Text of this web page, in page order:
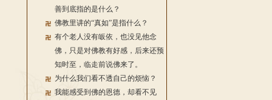
善到底指的是什么？
佛教里讲的“真如”是指什么？
有个老人没有皈依，也没见他念
佛，只是对佛教有好感，后来还预
知时至，临走前说佛来了。
为什么我们看不透自己的烦恼？
我能感受到佛的恩德，却看不见